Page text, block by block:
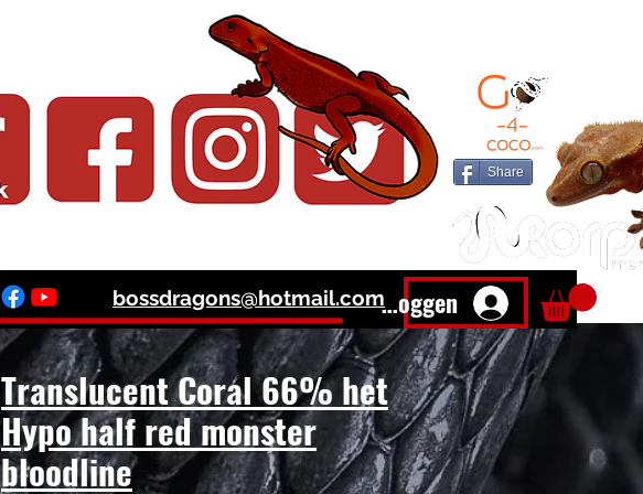
Share
bossdragons@hotmail.comInloggen
Translucent Coral 66% het
Hypo half red monster
bloodline